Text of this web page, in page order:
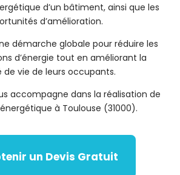
d’un bâtiment, ainsi que les
d’amélioration.
démarche globale pour réduire les
d’énergie tout en améliorant la
de vie de leurs occupants.
accompagne dans la réalisation de
à Toulouse (31000).
un Devis Gratuit